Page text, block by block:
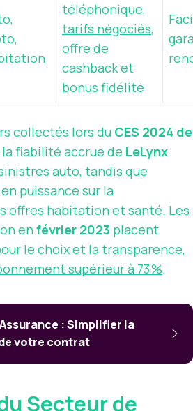
téléphonique,
tarifs négociés,
offre de
cashback et
bonus fidélité
collectés lors du CES 2024 de
fiabilité accrue de LeLynx
auto, tandis que
puissance sur la
offres habitation et santé. Les
enfévrier 2023 placent
le choix et la transparence,
supérieur à 73 %.
: Simplifier la
votre contrat
Secteur de